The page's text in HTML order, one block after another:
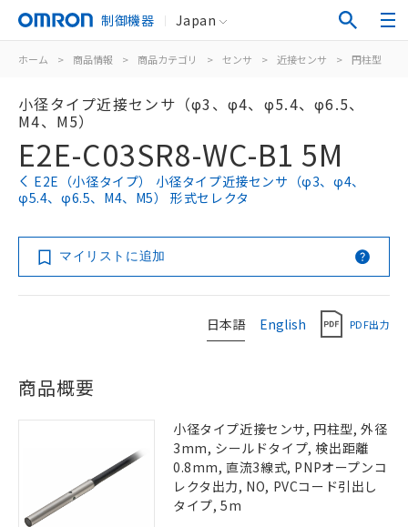
制御機器 Japan
ホーム > 商品情報 > 商品カテゴリ > センサ > 近接センサ > 円柱型
小径タイプ近接センサ（φ3、φ4、φ5.4、φ6.5、
M4、M5）
E2E-C03SR8-WC-B1 5M
E2E（小径タイプ） 小径タイプ近接センサ（φ3、φ4、
φ5.4、φ6.5、M4、M5） 形式セレクタ
マイリストに追加
日本語 English PDF出力
商品概要
小径タイプ近接センサ, 円柱型, 外径
3mm, シールドタイプ, 検出距離
0.8mm, 直流3線式, PNPオープンコ
レクタ出力, NO, PVCコード引出し
タイプ, 5m